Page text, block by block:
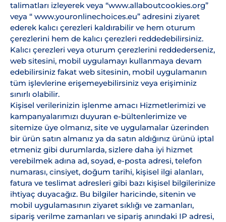
talimatları izleyerek veya “www.allaboutcookies.org”
veya “ www.youronlinechoices.eu” adresini ziyaret
ederek kalıcı çerezleri kaldırabilir ve hem oturum
çerezlerini hem de kalıcı çerezleri reddedebilirsiniz.
Kalıcı çerezleri veya oturum çerezlerini reddederseniz,
web sitesini, mobil uygulamayı kullanmaya devam
edebilirsiniz fakat web sitesinin, mobil uygulamanın
tüm işlevlerine erişemeyebilirsiniz veya erişiminiz
sınırlı olabilir.
Kişisel verilerinizin işlenme amacı Hizmetlerimizi ve
kampanyalarımızı duyuran e-bültenlerimize ve
sitemize üye olmanız, site ve uygulamalar üzerinden
bir ürün satın almanız ya da satın aldığınız ürünü iptal
etmeniz gibi durumlarda, sizlere daha iyi hizmet
verebilmek adına ad, soyad, e-posta adresi, telefon
numarası, cinsiyet, doğum tarihi, kişisel ilgi alanları,
fatura ve teslimat adresleri gibi bazı kişisel bilgilerinize
ihtiyaç duyacağız. Bu bilgiler haricinde, sitenin ve
mobil uygulamasının ziyaret sıklığı ve zamanları,
sipariş verilme zamanları ve sipariş anındaki IP adresi,